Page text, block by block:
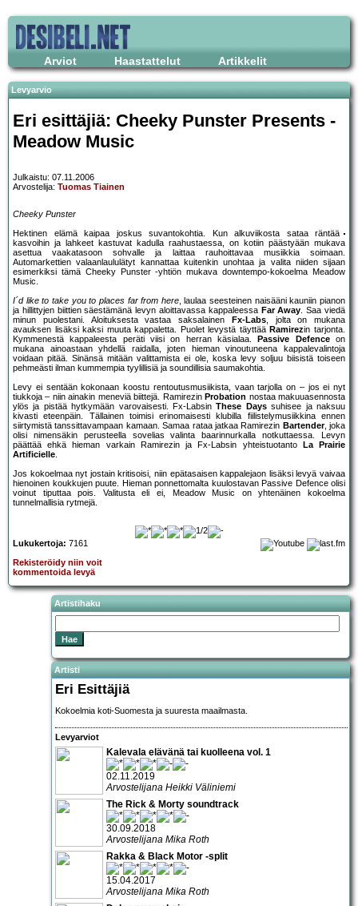
Arviot Haastattelut Artikkelit
Levyarvio
Eri esittäjiä: Cheeky Punster Presents -
Meadow Music
Julkaistu: 07.11.2006
Arvostelija: Tuomas Tiainen
Cheeky Punster
Hektinen elämä kaipaa joskus suvantokohtia. Kun alkuviikosta sataa räntää
kasvoihin ja lahkeet kastuvat kadulla raahustaessa, on kotiin päästyään mukava
asettua vaakatasoon sohvalle ja laittaa rauhoittavaa musiikkia soimaan.
Automarkettien valaanlaululätyt kannattaa kuitenkin unohtaa ja valita niiden sijaan
esimerkiksi tämä Cheeky Punster -yhtiön mukava downtempo-kokoelma Meadow
Music.
I´d like to take you to places far from here, laulaa seesteinen naisääni kauniin pianon
ja hillittyjen biittien säestämänä levyn aloittavassa kappaleessa Far Away. Saa viedä
minun puolestani. Aloituksesta vastaa saksalainen
Fx-Labs, jolta on mukana
avauksen lisäksi kaksi muuta kappaletta. Puolet levystä täyttää Ramirezin tarjonta.
Kymmenestä kappaleesta peräti viisi on herran käsialaa.
Passive Defenceon
mukana ainoastaan yhdellä raidalla, joten hieman vinoutuneena kappalevalintoja
voidaan pitää. Sinänsä mitään valittamista ei ole, koska levy soljuu biisistä toiseen
pehmeästi ilman kummempia tyylillisiä ja soundillisia saumakohtia.
Levy ei sentään kokonaan koostu rentoutusmusiikista, vaan tarjolla on – jos ei nyt
tiukkoja – niin ainakin meneviä biittejä. Ramirezin Probation nostaa makuuasennosta
ylös ja pistää hytkymään varovaisesti. Fx-LabsinThese Dayssuhisee ja naksuu
kivasti eteenpäin. Tällainen toimisi erinomaisesti klubilla fiilistelymusiikkina ennen
siirtymistä tanssittavampaan kamaan. Samaa rataa jatkaa Ramirezin Bartender, joka
olisi nimensäkin perusteella sovelias valinta baarinnurkalla notkuttaessa. Levyn
päättää ehkä hieman varkain Ramirezin ja Fx-Labsin yhteistuotanto
La Prairie
Artificielle.
Jos kokoelmaa nyt jostain kritisoisi, niin epätasaisen kappalejaon lisäksi levyä vaivaa
hienoinen koukkujen puute. Hieman ponnettomalta kuulostavan Passive Defence olisi
voinut tiputtaa pois. Valitusta eli ei, Meadow Music on yhtenäinen kokoelma
tunnelmallisia rytmejä.
Lukukertoja: 7161
Rekisteröidy niin voit
kommentoida levyä
Artistihaku
Artisti
Eri Esittäjiä
Kokoelmia koti-Suomesta ja suuresta maailmasta.
Levyarviot
Kalevala elävänä tai kuolleena vol. 1
02.11.2019
Arvostelijana Heikki Väliniemi
The Rick & Morty soundtrack
30.09.2018
Arvostelijana Mika Roth
Rakka & Black Motor -split
15.04.2017
Arvostelijana Mika Roth